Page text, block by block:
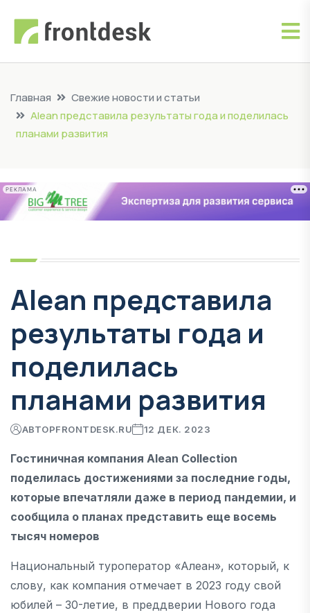
Главная
Свежие новости и статьи
Alean представила результаты года и поделилась
планами развития
РЕКЛАМА
Alean представила
результаты года и
поделилась
планами развития
АВТОРFRONTDESK.RU 12 ДЕК. 2023
Гостиничная компания Alean Collection
поделилась достижениями за последние годы,
которые впечатляли даже в период пандемии, и
сообщила о планах представить еще восемь
тысяч номеров
Национальный туроператор «Алеан», который, к
слову, как компания отмечает в 2023 году свой
юбилей – 30-летие, в преддверии Нового года